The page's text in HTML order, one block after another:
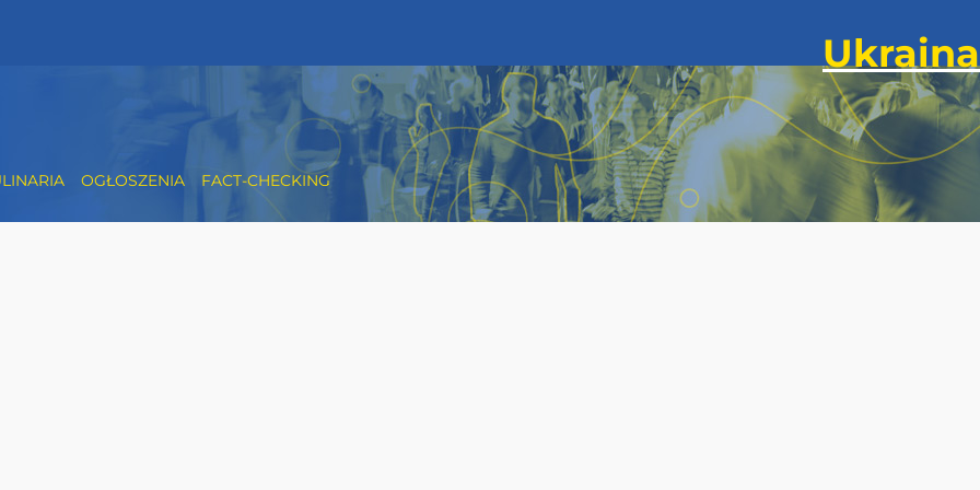
OGŁOSZENIA FACT-CHECKING